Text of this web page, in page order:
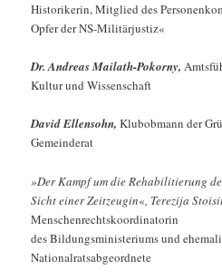
Historikerin, Mitglied des
Opfer der NS-Militärjustiz«
Dr. Andreas Mailath-Pokorny,
Kultur und Wissenschaft
David Ellensohn,Klubobmann der
Gemeinderat
»Der Kampf um die Rehabilitierung
Sicht einer Zeitzeugin«, Terezija
Menschenrechtskoordinatorin
des Bildungsministeriums und
Nationalratsabgeordnete